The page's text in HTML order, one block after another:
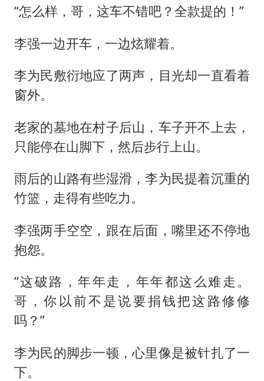
“怎么样，哥，这车不错吧？全款提的！”
李强一边开车，一边炫耀着。
李为民敷衍地应了两声，目光却一直看着
窗外。
老家的墓地在村子后山，车子开不上去，
只能停在山脚下，然后步行上山。
雨后的山路有些湿滑，李为民提着沉重的
竹篮，走得有些吃力。
李强两手空空，跟在后面，嘴里还不停地
抱怨。
“这破路，年年走，年年都这么难走。
哥，你以前不是说要捐钱把这路修修
吗？”
李为民的脚步一顿，心里像是被针扎了一
下。